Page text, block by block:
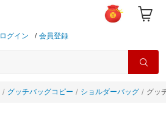
ログイン / 会員登録
グッチバッグコピー ショルダーバッグ グッ